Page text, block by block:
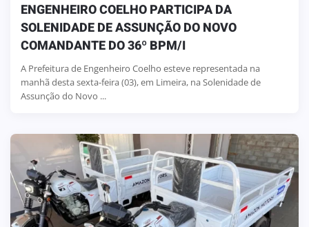
ENGENHEIRO COELHO PARTICIPA DA
SOLENIDADE DE ASSUNÇÃO DO NOVO
COMANDANTE DO 36º BPM/I
A Prefeitura de Engenheiro Coelho esteve representada na
manhã desta sexta-feira (03), em Limeira, na Solenidade de
Assunção do Novo ...